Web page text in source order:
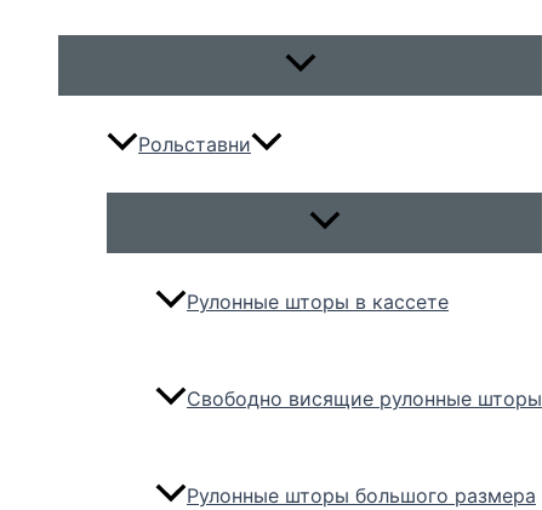
Переключатель
Рольставни
Переключатель
Рулонные шторы в кассете
Свободно висящие рулонные шторы
Рулонные шторы большого размера